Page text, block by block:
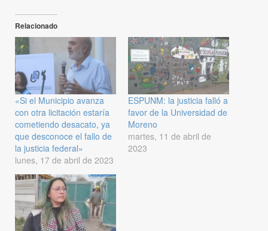
Relacionado
«Si el Municipio avanza
con otra licitación estaría
cometiendo desacato, ya
que desconoce el fallo de
la justicia federal»
lunes, 17 de abril de 2023
ESPUNM: la justicia falló a
favor de la Universidad de
Moreno
martes, 11 de abril de
2023